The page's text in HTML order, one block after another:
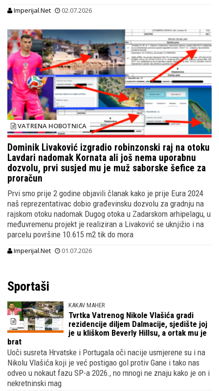
Imperijal.Net 02.07.2026
VATRENA HOBOTNICA
Dominik Livaković izgradio robinzonski raj na otoku
Lavdari nadomak Kornata ali još nema uporabnu
dozvolu, prvi susjed mu je muž saborske šefice za
proračun
Prvi smo prije 2 godine objavili članak kako je prije Eura 2024
naš reprezentativac dobio građevinsku dozvolu za gradnju na
rajskom otoku nadomak Dugog otoka u Zadarskom arhipelagu, u
međuvremenu projekt je realiziran a Livaković se uknjižio i na
parcelu površine 10.615 m2 tik do mora
Imperijal.Net 01.07.2026
Sportaši
KAKAV MAHER
Tvrtka Vatrenog Nikole Vlašića gradi
rezidencije diljem Dalmacije, sjedište joj
je u kliškom Beverly Hillsu, a ortak mu je
brat
Uoči susreta Hrvatske i Portugala oči nacije usmjerene su i na
Nikolu Vlašića koji je već postigao gol protiv Gane i tako nas
odveo u nokaut fazu SP-a 2026., no mnogi ne znaju kako je on i
nekretninski mag